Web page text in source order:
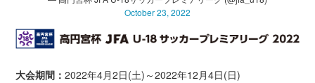
October 23, 2022
大会期間：2022年4月2日(土)～2022年12月4日(日)